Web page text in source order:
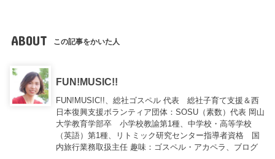
ABOUT この記事をかいた人
FUN!MUSIC!!
FUN!MUSIC!!、総社ゴスペル 代表 総社子育て支援＆西
日本復興支援ボランティア団体：SOSU（素数）代表 岡山
大学教育学部卒 小学校教諭第1種、中学校・高等学校
（英語）第1種、リトミック研究センター指導者資格 国
内旅行業務取扱主任 趣味：ゴスペル・アカペラ、ブログ